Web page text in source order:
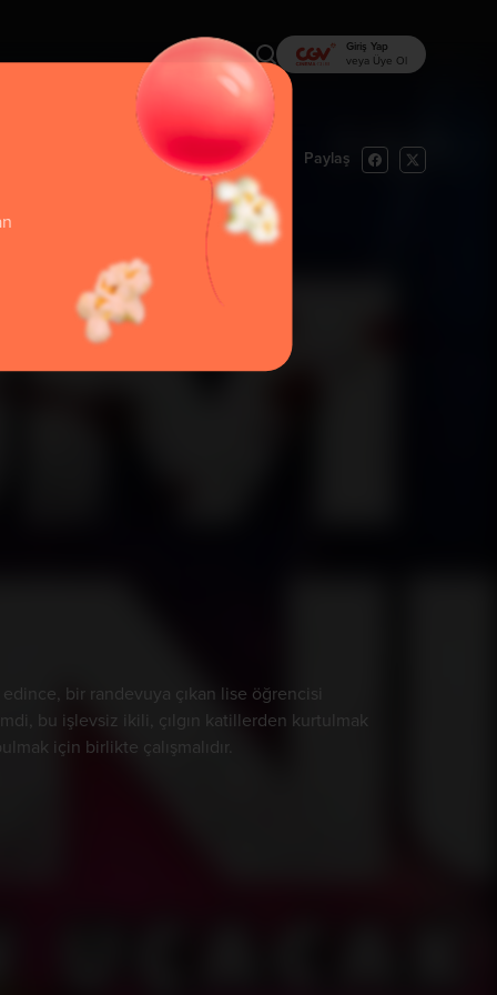
Giriş Yap
veya Üye Ol
İzlemek İstiyorum Paylaş
bir randevuya çıkan lise öğrencisi
bu işlevsiz ikili, çılgın katillerden kurtulmak
için birlikte çalışmalıdır.